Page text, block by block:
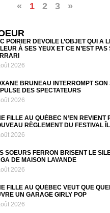
« 1 2 3 »
POIRIER DÉVOILE L’OBJET QUI A
À SES YEUX ET CE N’EST PAS
2026
BRUNEAU INTERROMPT SON
DES SPECTATEURS
2026
FILLE AU QUÉBEC N’EN REVIENT
RÈGLEMENT DU FESTIVAL
2026
SOEURS FERRON BRISENT LE
DE MAISON LAVANDE
2026
FILLE AU QUÉBEC VEUT QUE
UN GARAGE GIRLY POP
2026